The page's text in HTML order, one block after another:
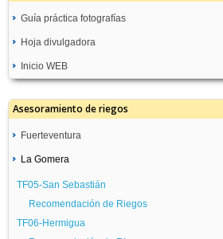
Guía práctica fotografías
Hoja divulgadora
Inicio WEB
Asesoramiento de riegos
Fuerteventura
GC08-Molino de Angua
Recomendación de Riegos
GC09-Antigua Pozo Negro
Recomendación de Riegos
La Gomera
TF05-San Sebastián
Recomendación de Riegos
TF06-Hermigua